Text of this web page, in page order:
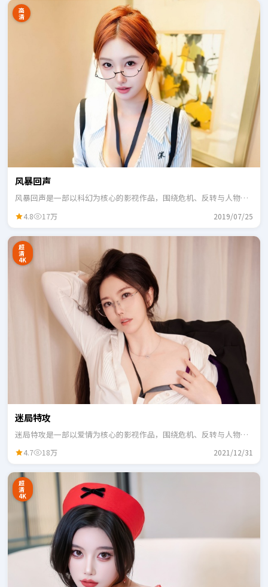
高
清
风暴回声
风暴回声是一部以科幻为核心的影视作品，围绕危机、反转与人物成
4.8 17万 2019/07/25
超
清
4K
迷局特攻
迷局特攻是一部以爱情为核心的影视作品，围绕危机、反转与人物成
4.7 18万 2021/12/31
超
清
4K